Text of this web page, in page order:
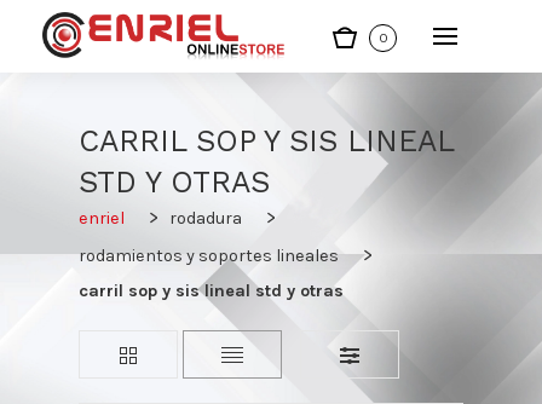
0
CARRIL SOP Y SIS LINEAL
STD Y OTRAS
enriel
rodadura
rodamientos y soportes lineales
carril sop y sis lineal std y otras